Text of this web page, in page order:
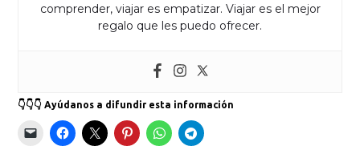
comprender, viajar es empatizar. Viajar es el mejor
regalo que les puedo ofrecer.
👇👇👇 Ayúdanos a difundir esta información